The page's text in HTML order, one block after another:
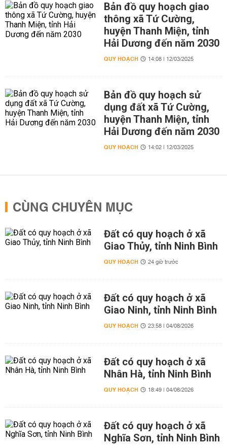
Bản đồ quy hoạch giao
thông xã Tứ Cường,
huyện Thanh Miện, tỉnh
Hải Dương đến năm 2030
QUY HOẠCH 14:08 | 12/03/2025
Bản đồ quy hoạch sử
dụng đất xã Tứ Cường,
huyện Thanh Miện, tỉnh
Hải Dương đến năm 2030
QUY HOẠCH 14:02 | 12/03/2025
CÙNG CHUYÊN MỤC
Đất có quy hoạch ở xã
Giao Thủy, tỉnh Ninh Bình
QUY HOẠCH 24 giờ trước
Đất có quy hoạch ở xã
Giao Ninh, tỉnh Ninh Bình
QUY HOẠCH 23:58 | 04/08/2026
Đất có quy hoạch ở xã
Nhân Hà, tỉnh Ninh Bình
QUY HOẠCH 18:49 | 04/08/2026
Đất có quy hoạch ở xã
Nghĩa Sơn, tỉnh Ninh Bình